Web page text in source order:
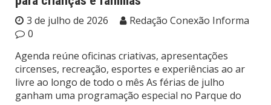
3 de julho de 2026
Redação Conexão Informa
0
Agenda reúne oficinas criativas, apresentações
circenses, recreação, esportes e experiências ao ar
livre ao longo de todo o mês As férias de julho
ganham uma programação especial no Parque do